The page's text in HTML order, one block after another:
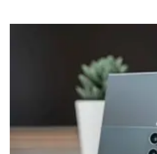
Laatste nieuws